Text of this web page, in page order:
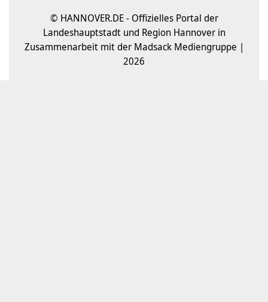
© HANNOVER.DE - Offizielles Portal der
Landeshauptstadt und Region Hannover in
Zusammenarbeit mit der Madsack Mediengruppe |
2026